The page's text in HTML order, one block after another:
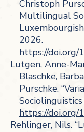
Christoph
Multilingual
2026.
https://doi.org/
Lutgen, Anne-
Blaschke,
Purschke.
Sociolinguistics
https://doi.org/
Rehlinger, Nils.